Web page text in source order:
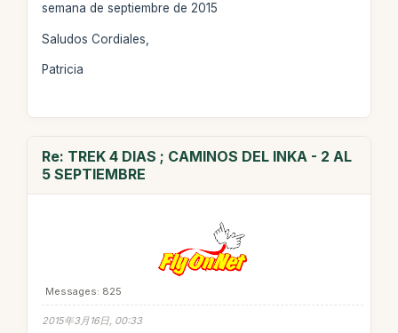
semana de septiembre de 2015
Saludos Cordiales,
Patricia
Re: TREK 4 DIAS ; CAMINOS DEL INKA - 2 AL
5 SEPTIEMBRE
Messages: 825
2015年3月16日, 00:33